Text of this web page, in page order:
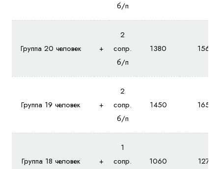
б/п
Группа 20 человек +
2
сопр.
б/п
1380 1560
Группа 19 человек +
2
сопр.
б/п
1450 1650
Группа 18 человек +
1
сопр.
1060 1270